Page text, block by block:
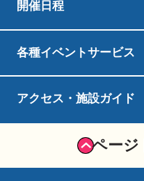
利用可能
※ボートレー
ス等により利
利用可能
9：00～21：
※準備、片付
本場開催日の
※事前申請が
投票機器
自動発売払戻
人数
※未成年のみ
人の方が代表
利用可能
ボートレース
※ボートレー
等により利用
利用可能
・ボートレー
減免
・営利目的
除
利用可能
20名以上
※未成年のみ
人の方が代
・ボートレー
※ボートレー
ス等により利
日
※ボートレー
利用可能
9：00～17：
ご利用いただ
ボートレース鳴門が
ます。
3 利用希望日の
利用許可書記載の利
※利用許可書に納付
関の休日にご注意く
開催日程
各種イベントサービス
アクセス・施設ガイド
ページ